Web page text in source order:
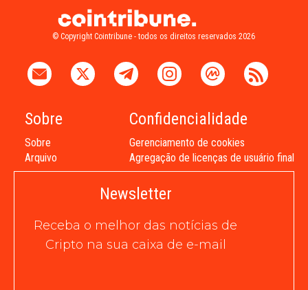
© Copyright Cointribune - todos os direitos reservados 2026
Sobre
Sobre
Arquivo
Confidencialidade
Gerenciamento de cookies
Agregação de licenças de usuário final
Newsletter
Receba o melhor das notícias de
Cripto na sua caixa de e-mail